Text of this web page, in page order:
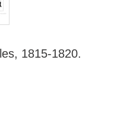
1815-1820.